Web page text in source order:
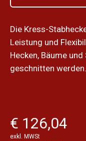
Die Kress-
Leistung und
Hecken, Bäume
geschnitten werden.
€ 126,04
exkl. MWSt